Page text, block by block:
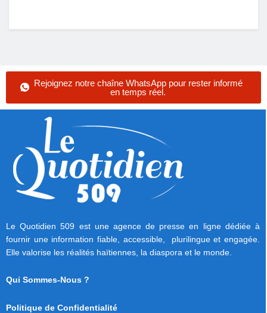
Rejoignez notre chaîne WhatsApp pour rester informé
en temps réel.
Le Quotidien 509 est une agence de presse en ligne dédiée à
fournir une information fiable, accessible, plurilingue et engagée.
Elle valorise les réalités haïtiennes, la diaspora et le monde.
Qui Sommes-Nous ?
Politique de Confidentialité